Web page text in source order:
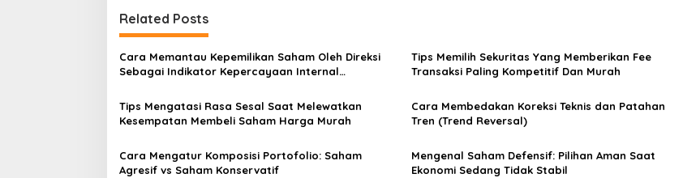
Related Posts
Cara Memantau Kepemilikan Saham Oleh Direksi
Sebagai Indikator Kepercayaan Internal
Tips Memilih Sekuritas Yang Memberikan Fee
Transaksi Paling Kompetitif Dan Murah
Tips Mengatasi Rasa Sesal Saat Melewatkan
Kesempatan Membeli Saham Harga Murah
Cara Membedakan Koreksi Teknis dan Patahan
Tren (Trend Reversal)
Cara Mengatur Komposisi Portofolio: Saham
Agresif vs Saham Konservatif
Mengenal Saham Defensif: Pilihan Aman Saat
Ekonomi Sedang Tidak Stabil